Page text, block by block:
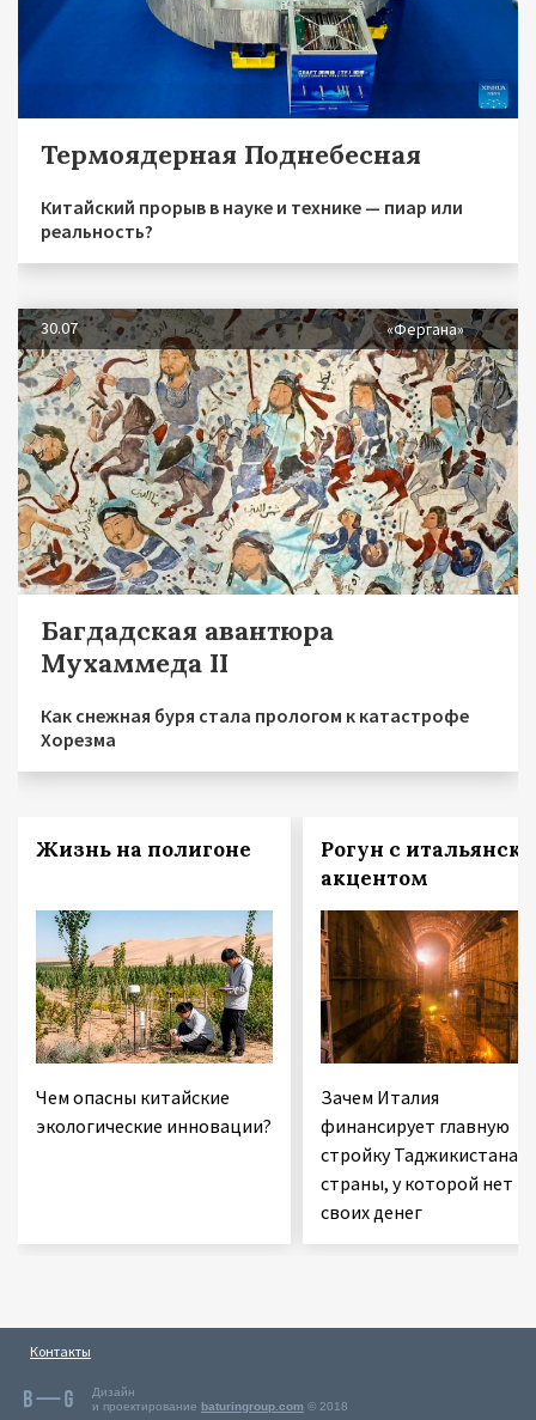
Термоядерная Поднебесная
Китайский прорыв в науке и технике — пиар или
реальность?
30.07 «Фергана»
Багдадская авантюра
Мухаммеда II
Как снежная буря стала прологом к катастрофе
Хорезма
Жизнь на полигоне
Чем опасны китайские
экологические инновации?
Рогун с
акцентом
Зачем Италия
финансирует главную
стройку Таджикистана —
страны, у которой нет
своих денег
Контакты
Дизайн
и проектирование baturingroup.com © 2018